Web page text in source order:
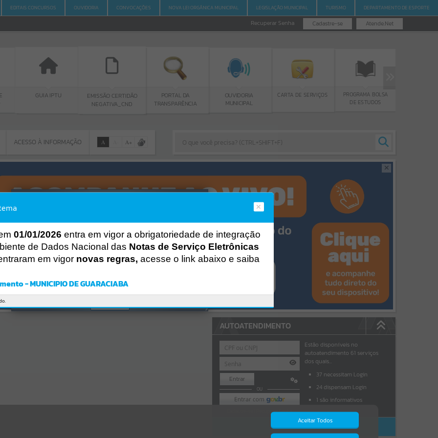
EDITAIS CONCURSOS OUVIDORIA CONVOCAÇÕES NOVA LEI ORGÂNICA MUNICIPAL LEGISLAÇÃO MUNICIPAL TURISMO DEPARTAMENTO DE ESPORTE
Atende.Net
Cadastre-se
Recuperar Senha
GUIA IPTU
EMISSÃO CERTIDÃO
NEGATIVA_CND
PORTAL DA
TRANSPARÊNCIA
OUVIDORIA
MUNICIPAL
CARTA DE SERVIÇOS
PROGRAMA BOLSA
DE ESTUDOS
ACESSO À INFORMAÇÃO A A+
AUTOATENDIMENTO
Entrar
OU
Recuperar Senha
Estão disponíveis no
autoatendimento 61 serviços
dos quais...
37 necessitam Login
24 dispensam Login
1 são informativos
ACESSAR SEM LOGIN
Aceitar Todos
01/01/2026 entra em vigor a obrigatoriedade de integração
de Dados Nacional das Notas de Serviço Eletrônicas
em vigor novas regras, acesse o link abaixo e saiba
- MUNICIPIO DE GUARACIABA
Erro
Ocorreu um erro de script:
Uncaught SyntaxError: Unexpected token '('
https://guaraciaba.atende.net/https:/guaraciaba.atende.net/cidadao/p
agina/cadastramento-dos-agentes-
_d9fb77cfd5741fafc9972edc7a641fea.js?v=83d4f602:47
OK